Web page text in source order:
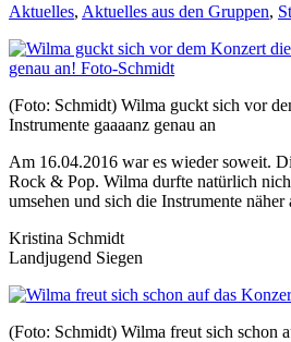
Aktuelles, Aktuelles aus den Gruppen,
(Foto: Schmidt) Wilma guckt sich vor
Instrumente gaaaanz genau an
Am 16.04.2016 war es wieder soweit.
Rock & Pop. Wilma durfte natürlich
umsehen und sich die Instrumente näher
Kristina Schmidt
Landjugend Siegen
(Foto: Schmidt) Wilma freut sich schon